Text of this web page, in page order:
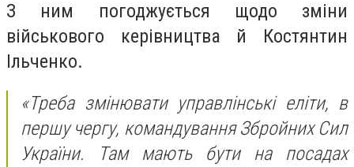
З ним погоджується щодо зміни
військового керівництва й Костянтин
Ільченко.
«Треба змінювати управлінські еліти, в
першу чергу, командування Збройних Сил
України. Там мають бути на посадах